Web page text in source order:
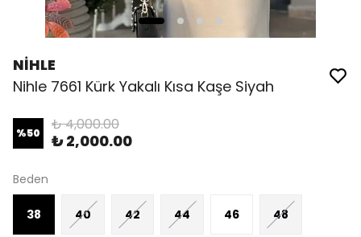
NİHLE
Nihle 7661 Kürk Yakalı Kısa Kaşe Siyah
%50 ₺ 4,000.00
₺ 2,000.00
Beden
38 40 42 44 46 48